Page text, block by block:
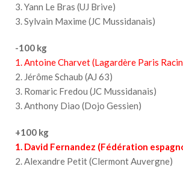
3. Yann Le Bras (UJ Brive)
3. Sylvain Maxime (JC Mussidanais)
-100 kg
1. Antoine Charvet (Lagardère Paris
2. Jérôme Schaub (AJ 63)
3. Romaric Fredou (JC Mussidanais)
3. Anthony Diao (Dojo Gessien)
+100 kg
1. David Fernandez (Fédération
2. Alexandre Petit (Clermont Auvergne)